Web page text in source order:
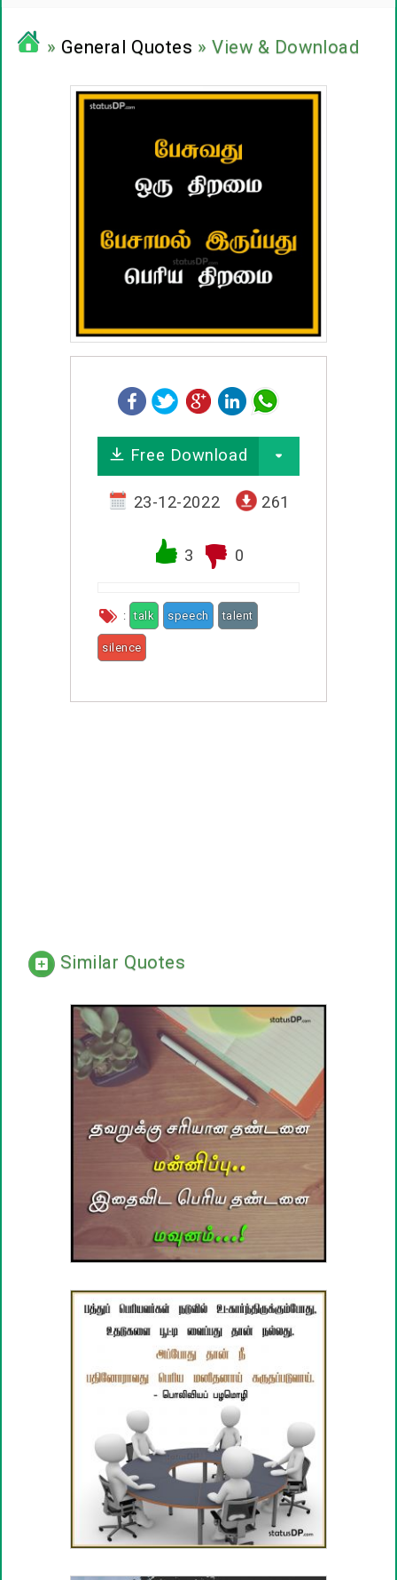
பிரபலங்களின் பொன்மொழிகள்
பழமொழிகள்
ஊக்கம் / உத்வேக பொன்மொழிகள்
மகிழ்ச்சி பொன்மொழிகள்
நட்பு பொன்மொழிகள்
சிரிப்பு பொன்மொழிகள்
கடவுள் பொன்மொழிகள்
வாழ்த்து பொன்மொழிகள்
பண்டிகை வாழ்த்துக்கள்
» General Quotes » View & Download
Free Download
23-12-2022 261
3 0
: talk speech talent
silence
Similar Quotes